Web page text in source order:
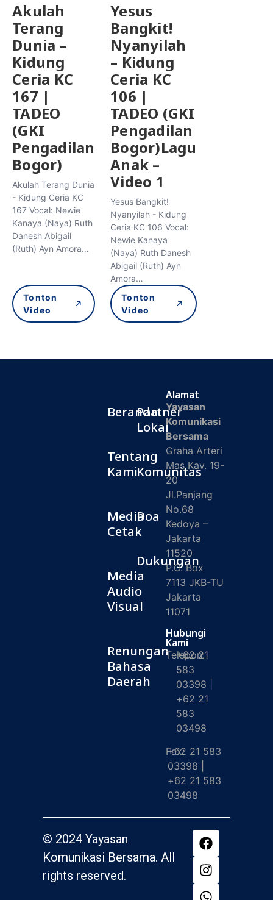
Akulah
Terang
Dunia –
Kidung
Ceria KC
167 |
TADEO
(GKI
Pengadilan
Bogor)
Akulah Terang Dunia
- Kidung Ceria KC
167 Vocal: Newie
Kanaya (Naya) Ruth
Danesh Abigail
(Ruth) Ayn Amora…
Tonton
Video
Yesus
Bangkit!
Nyanyilah
– Kidung
Ceria KC
106 |
TADEO (GKI
Pengadilan
Bogor)Lagu
Anak –
Video 1
Yesus Bangkit!
Nyanyilah - Kidung
Ceria KC 106 Vocal:
Newie Kanaya
(Naya) Ruth Danesh
Abigail (Ruth) Ayn
Amora…
Tonton
Video
Beranda
Tentang
Kami
Media
Cetak
Media
Audio
Visual
Renungan
Bahasa
Daerah
Partner
Lokal
Komunitas
Doa
Dukungan
Alamat
Yayasan
Komunikasi
Bersama
Graha Arteri
Mas Kav. 19-
20
Jl.Panjang
No.68
Kedoya –
Jakarta
11520
P.O. Box
7113 JKB-TU
Jakarta
11071
Hubungi
Kami
Telepon:
+62 21
583
03398 |
+62 21
583
03498
Fax:
+62 21 583
03398 |
+62 21 583
03498
© 2024 Yayasan
Komunikasi Bersama. All
rights reserved.